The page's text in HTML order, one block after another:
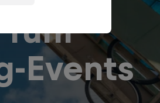
fünf
Events